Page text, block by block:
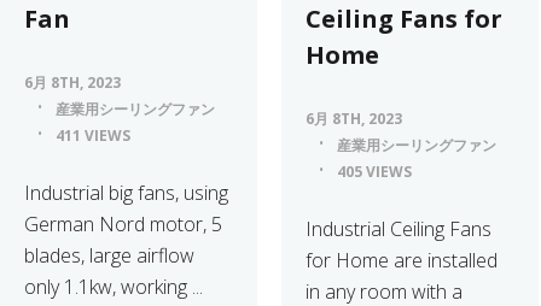
Fan
6月 8TH, 2023
産業用シーリングファン
411 VIEWS
Industrial big fans, using
German Nord motor, 5
blades, large airflow
only 1.1kw, working ...
Ceiling Fans for
Home
6月 8TH, 2023
産業用シーリングファン
405 VIEWS
Industrial Ceiling Fans
for Home are installed
in any room with a